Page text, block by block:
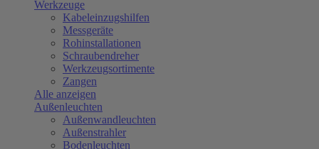
Werkzeuge
Kabeleinzugshilfen
Messgeräte
Rohinstallationen
Schraubendreher
Werkzeugsortimente
Zangen
Alle anzeigen
Außenleuchten
Außenwandleuchten
Außenstrahler
Bodenleuchten